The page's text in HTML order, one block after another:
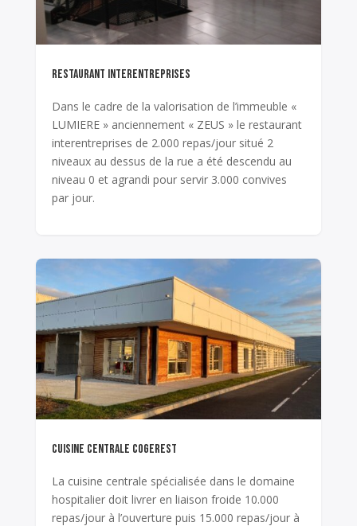
RESTAURANT INTERENTREPRISES
Dans le cadre de la valorisation de l’immeuble «
LUMIERE » anciennement « ZEUS » le restaurant
interentreprises de 2.000 repas/jour situé 2
niveaux au dessus de la rue a été descendu au
niveau 0 et agrandi pour servir 3.000 convives
par jour.
CUISINE CENTRALE COGEREST
La cuisine centrale spécialisée dans le domaine
hospitalier doit livrer en liaison froide 10.000
repas/jour à l’ouverture puis 15.000 repas/jour à